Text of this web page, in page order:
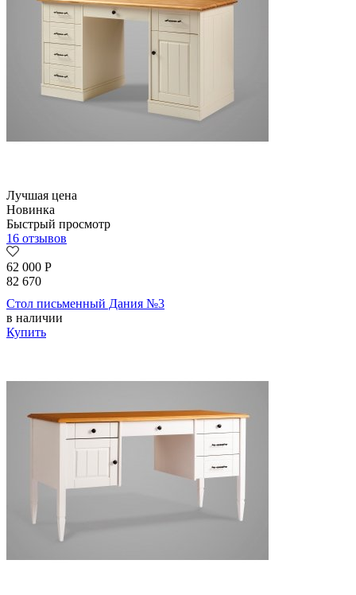
Лучшая цена
Новинка
Быстрый просмотр
16 отзывов
62 000 Р
82 670
Стол письменный Дания №3
в наличии
Купить